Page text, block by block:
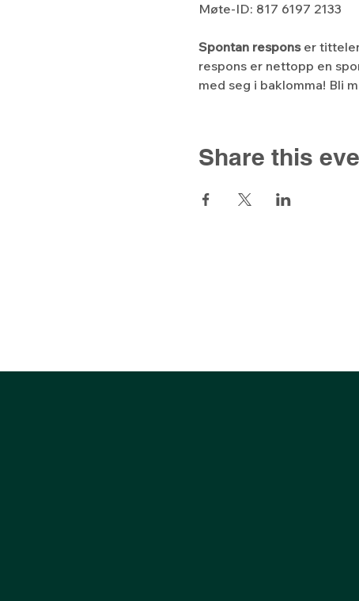
Møte-ID: 817 6197 2133
Spontan respons er
respons er nettopp en
med seg i baklomma! Bli
Share this